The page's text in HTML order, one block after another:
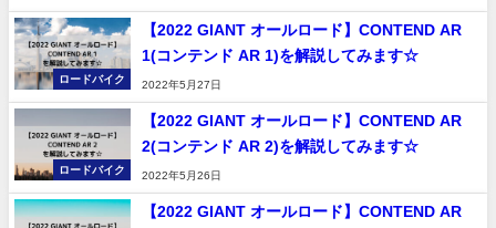
ロードバイク
【2022 GIANT オールロード】CONTEND AR
1(コンテンド AR 1)を解説してみます☆
2022年5月27日
ロードバイク
【2022 GIANT オールロード】CONTEND AR
2(コンテンド AR 2)を解説してみます☆
2022年5月26日
【2022 GIANT オールロード】CONTEND AR